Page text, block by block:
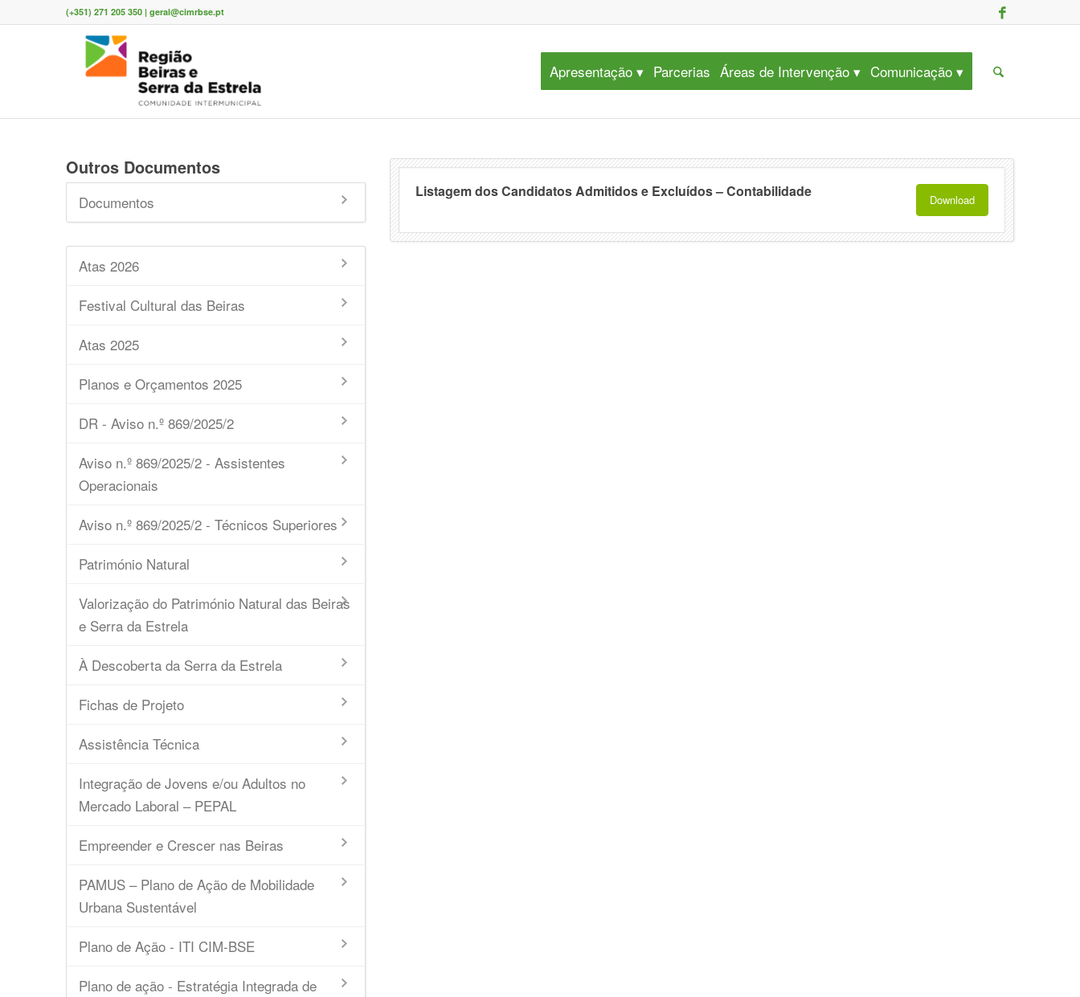
(+351) 271 205 350 | geral@cimrbse.pt
Apresentação Parcerias Áreas de Intervenção Comunicação
Outros Documentos
Documentos
Atas 2026
Festival Cultural das Beiras
Atas 2025
Planos e Orçamentos 2025
DR - Aviso n.º 869/2025/2
Aviso n.º 869/2025/2 - Assistentes
Operacionais
Aviso n.º 869/2025/2 - Técnicos Superiores
Património Natural
Valorização do Património Natural das Beiras
e Serra da Estrela
À Descoberta da Serra da Estrela
Fichas de Projeto
Assistência Técnica
Integração de Jovens e/ou Adultos no
Mercado Laboral – PEPAL
Empreender e Crescer nas Beiras
PAMUS – Plano de Ação de Mobilidade
Urbana Sustentável
Plano de Ação - ITI CIM-BSE
Plano de ação - Estratégia Integrada de
Listagem dos Candidatos Admitidos e Excluídos – Contabilidade Download